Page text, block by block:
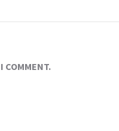
COMMENT.